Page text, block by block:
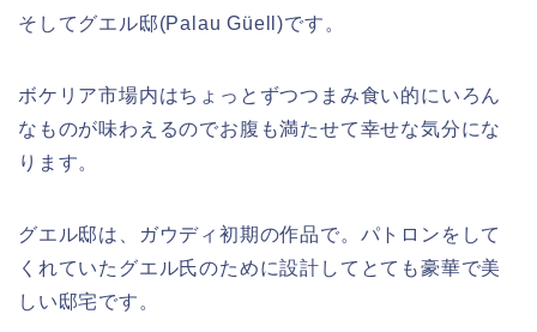
そしてグエル邸(Palau Güell)です。
ボケリア市場内はちょっとずつつまみ食い的にいろん
なものが味わえるのでお腹も満たせて幸せな気分にな
ります。
グエル邸は、ガウディ初期の作品で。パトロンをして
くれていたグエル氏のために設計してとても豪華で美
しい邸宅です。